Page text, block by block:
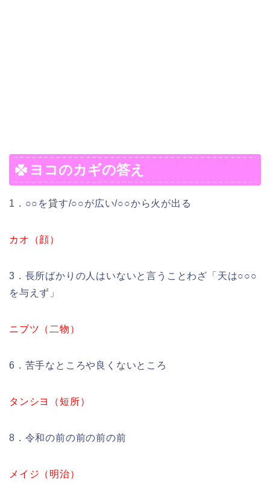
ヨコのカギの答え
1．○○を貸す/○○が広い/○○から火が出る
カオ（顔）
3．長所ばかりの人はいないと言うことわざ「天は○○○
を与えず」
ニブツ（二物）
6．苦手なところや良くないところ
タンシヨ（短所）
8．令和の前の前の前の前
メイジ（明治）